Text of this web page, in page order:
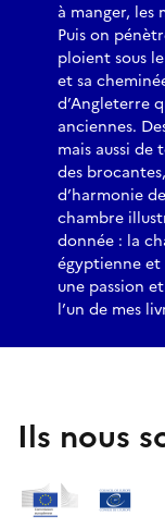
à manger,
Puis on
ploient sous
et sa
d’Angleterre
anciennes.
mais aussi de
des
d’harmonie
chambre
donnée : la
égyptienne et
une passion
l’un de mes
Ils nous